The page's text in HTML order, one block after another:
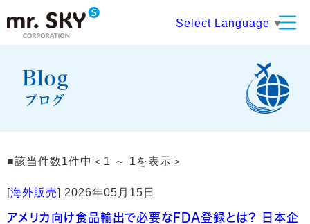
Select Language ▼
■該当件数1件中＜1 ～ 1を表示＞
[海外販売] 2026年05月15日
アメリカ向け食品輸出で必要なFDA登録とは？ 日本企